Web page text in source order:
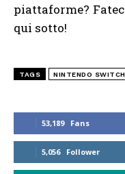
53,189 Fans
5,056 Follower
piattaforme?
qui sotto!
TAGS NINTENDO SWITCH